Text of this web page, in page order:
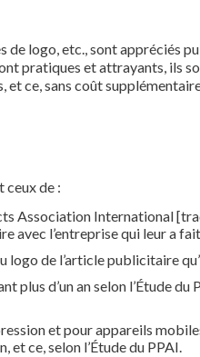
logo, etc., sont appréciés
pratiques et attrayants, ils
ce, sans coût supplémentaire
ceux de :
Association International
avec l’entreprise qui leur a fait
logo de l’article publicitaire
d’un an selon l’Étude du
et pour appareils
ce, selon l’Étude du PPAI.